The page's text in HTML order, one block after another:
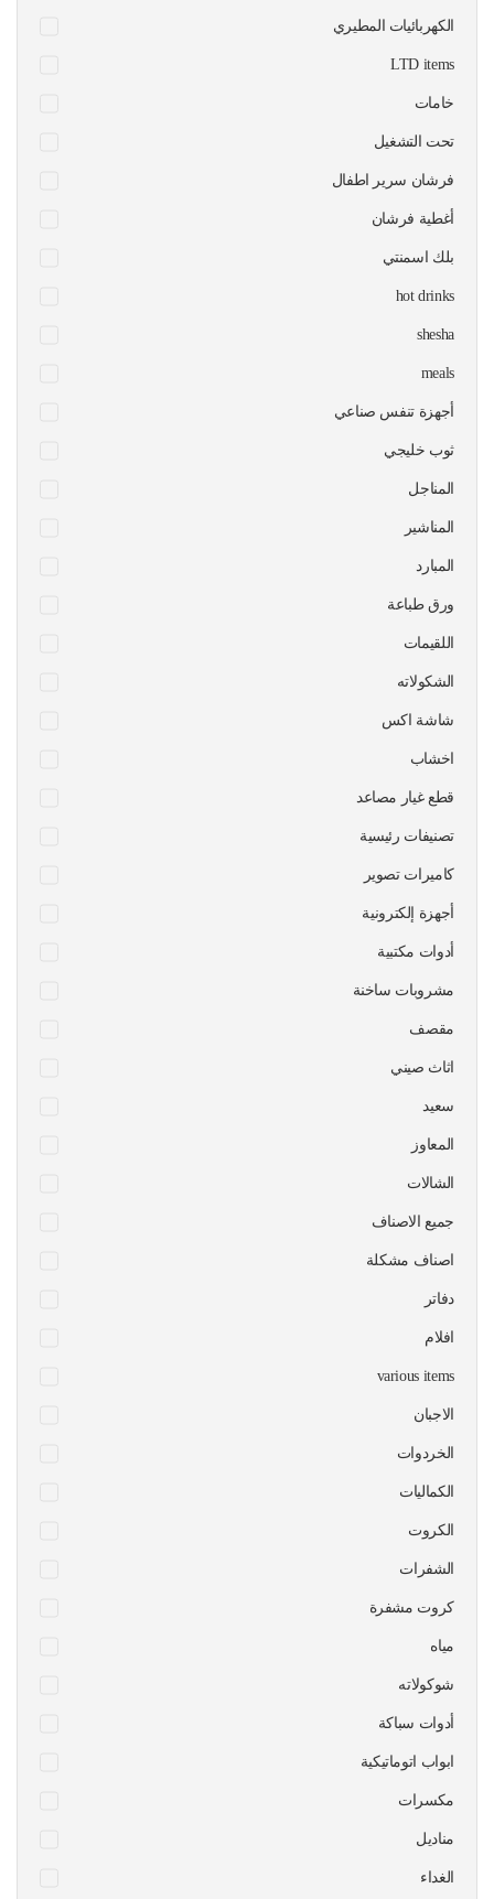
الكهربائيات المطيري
LTD items
خامات
تحت التشغيل
فرشان سرير اطفال
أغطية فرشان
بلك اسمنتي
hot drinks
shesha
meals
أجهزة تنفس صناعي
ثوب خليجي
المناجل
المناشير
المبارد
ورق طباعة
اللقيمات
الشكولاته
شاشة اكس
اخشاب
قطع غيار مصاعد
تصنيفات رئيسية
كاميرات تصوير
أجهزة إلكترونية
أدوات مكتبية
مشروبات ساخنة
مقصف
اثاث صيني
سعيد
المعاوز
الشالات
جميع الاصناف
اصناف مشكلة
دفاتر
افلام
various items
الاجبان
الخردوات
الكماليات
الكروت
الشفرات
كروت مشفرة
مياه
شوكولاته
أدوات سباكة
ابواب اتوماتيكية
مكسرات
مناديل
الغداء